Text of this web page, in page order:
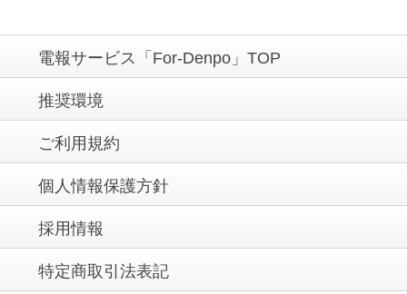
電報サービス「For-Denpo」TOP
推奨環境
ご利用規約
個人情報保護方針
採用情報
特定商取引法表記